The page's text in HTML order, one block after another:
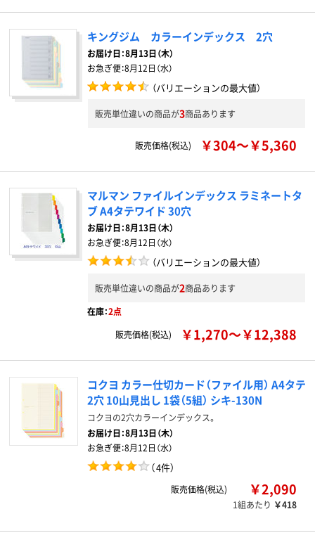
キングジム カラーインデックス 2穴
お届け日：8月13日（木）
お急ぎ便：8月12日（水）
（バリエーションの最大値）
販売単位違いの商品が3商品あります
販売価格(税込) ￥304～￥5,360
マルマン ファイルインデックス ラミネートタ
ブ A4タテワイド 30穴
お届け日：8月13日（木）
お急ぎ便：8月12日（水）
（バリエーションの最大値）
販売単位違いの商品が2商品あります
在庫：2点
販売価格(税込)
￥1,270～￥12,388
コクヨ カラー仕切カード（ファイル用） A4タテ
2穴 10山見出し 1袋（5組） シキ-130N
コクヨの2穴カラーインデックス。
お届け日：8月13日（木）
お急ぎ便：8月12日（水）
（4件）
販売価格(税込) ￥2,090
1組あたり ￥418